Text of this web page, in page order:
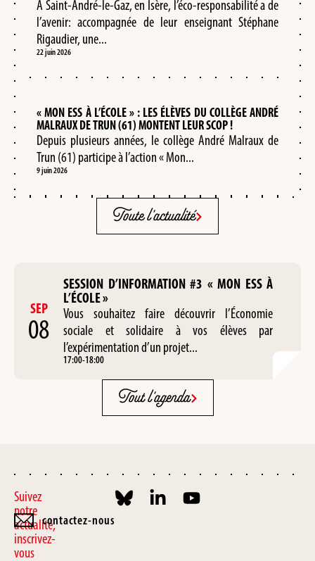
A Saint-André-le-Gaz, en Isère, l’éco-responsabilité a de
l’avenir: accompagnée de leur enseignant Stéphane
Rigaudier, une...
22 juin 2026
« MON ESS À L’ÉCOLE » : LES ÉLÈVES DU COLLÈGE ANDRÉ
MALRAUX DE TRUN (61) MONTENT LEUR SCOP !
Depuis plusieurs années, le collège André Malraux de
Trun (61) participe à l’action « Mon...
9 juin 2026
Toute l'actualité
SEP
08
SESSION D’INFORMATION #3 « MON ESS À
L’ÉCOLE »
Vous souhaitez faire découvrir l’Économie
sociale et solidaire à vos élèves par
l’expérimentation d’un projet...
17:00-18:00
Tout l'agenda
Suivez
notre
actualité,
inscrivez-
vous
contactez-nous